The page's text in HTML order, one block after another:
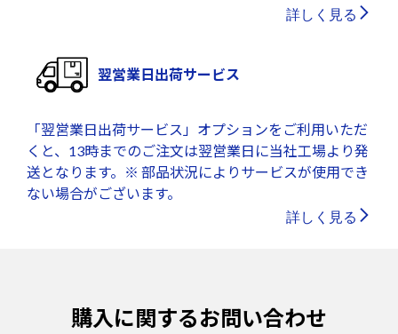
詳しく見る
翌営業日出荷サービス
「翌営業日出荷サービス」オプションをご利用いただ
くと、13時までのご注文は翌営業日に当社工場より発
送となります。※ 部品状況によりサービスが使用でき
ない場合がございます。
詳しく見る
購入に関するお問い合わせ